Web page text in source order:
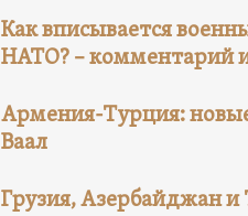
Как вписывается
НАТО? – комментарий
Армения-Турция:
Ваал
Грузия, Азербайджан